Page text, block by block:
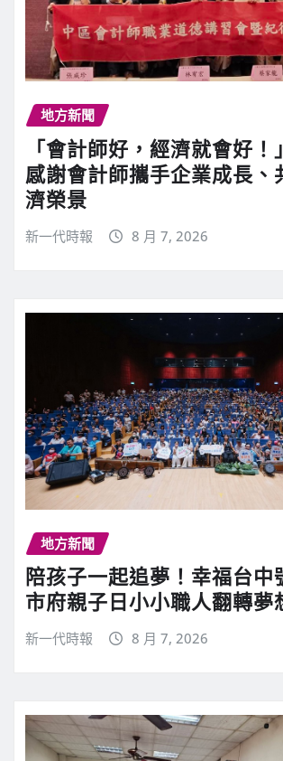
地方新聞
「會計師好，經濟就會好
感謝會計師攜手企業成長、
濟榮景
新一代時報 8 月 7, 2026
地方新聞
陪孩子一起追夢！幸福台中
市府親子日小小職人翻轉夢
新一代時報 8 月 7, 2026